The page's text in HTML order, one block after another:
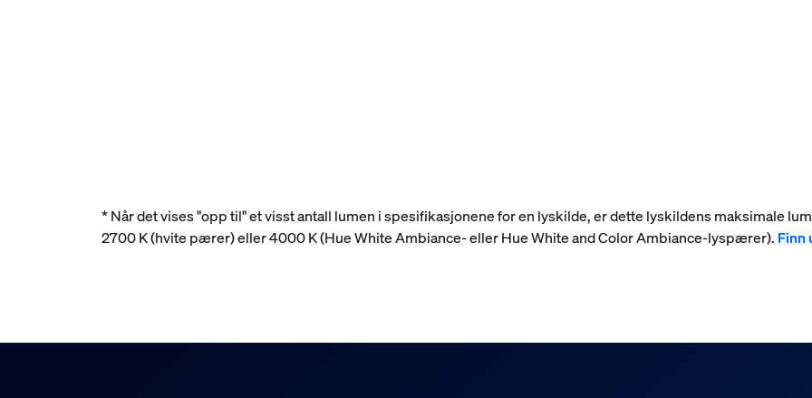
* Når det vises "opp til" et visst antall lumen i spesifikasjonene for en lyskilde, er dette lyskildens maksimale
2700 K (hvite pærer) eller 4000 K (Hue White Ambiance- eller Hue White and Color Ambiance-lyspærer). Finn